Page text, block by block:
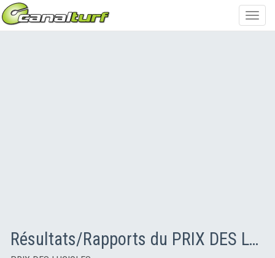
Résultats/Rapports du PRIX DES LUCIOLES